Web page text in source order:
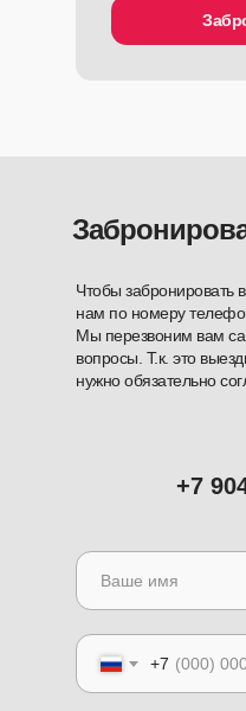
Чтобы забронировать
нам по номеру
Мы перезвоним вам
вопросы. Т.к. это
нужно обязательно
+7
+7
Согласие на
персональных
Отзывы
*Meta признана в России